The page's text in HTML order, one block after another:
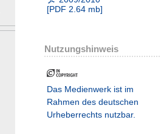
[PDF 2.64 mb]
Nutzungshinweis
Das Medienwerk ist im
Rahmen des deutschen
Urheberrechts nutzbar.